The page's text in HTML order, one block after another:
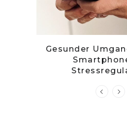
Gesunder